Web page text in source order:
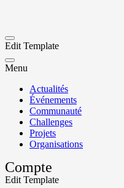
Edit Template
Menu
Actualités
Événements
Communauté
Challenges
Projets
Organisations
Compte
Edit Template